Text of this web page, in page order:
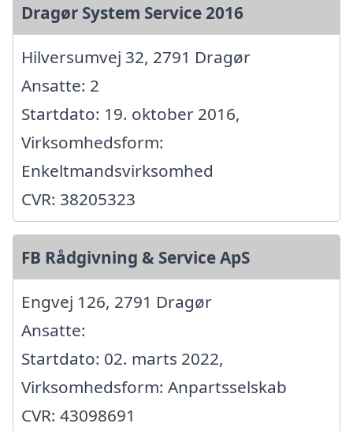
Dragør System Service 2016
Hilversumvej 32, 2791 Dragør
Ansatte: 2
Startdato: 19. oktober 2016,
Virksomhedsform:
Enkeltmandsvirksomhed
CVR: 38205323
FB Rådgivning & Service ApS
Engvej 126, 2791 Dragør
Ansatte:
Startdato: 02. marts 2022,
Virksomhedsform: Anpartsselskab
CVR: 43098691